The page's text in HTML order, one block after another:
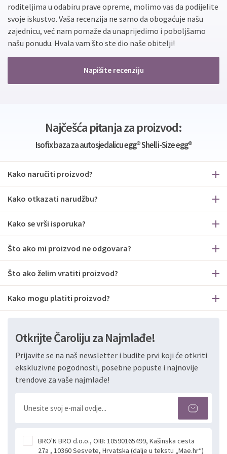
roditeljima u odabiru prave opreme, molimo vas da podijelite
svoje iskustvo. Vaša recenzija ne samo da obogaćuje našu
zajednicu, već nam pomaže da unaprijedimo i poboljšamo
našu ponudu. Hvala vam što ste dio naše obitelji!
Napišite recenziju
Najčešća pitanja za proizvod:
Isofix baza za autosjedalicu egg® Shell i-Size egg®
Kako naručiti proizvod?
Kako otkazati narudžbu?
Kako se vrši isporuka?
Što ako mi proizvod ne odgovara?
Što ako želim vratiti proizvod?
Kako mogu platiti proizvod?
Otkrijte Čaroliju za Najmlađe!
Prijavite se na naš newsletter i budite prvi koji će otkriti
ekskluzivne pogodnosti, posebne popuste i najnovije
trendove za vaše najmlađe!
BRO'N BRO d.o.o., OIB: 10590165499, Kašinska cesta
27a , 10360 Sesvete, Hrvatska (dalje u tekstu „Mae.hr“)